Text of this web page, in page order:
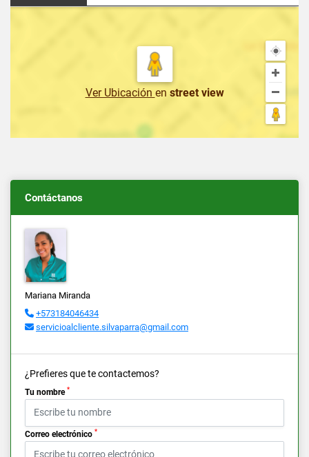
Ver Ubicación en street view
Contáctanos
Mariana Miranda
+573184046434
servicioalcliente.silvaparra@gmail.com
¿Prefieres que te contactemos?
Tu nombre *
Correo electrónico *